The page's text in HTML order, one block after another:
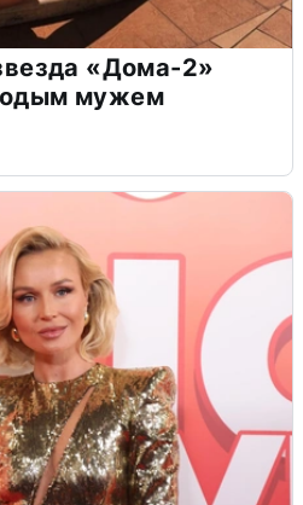
«Дома-2»
мужем